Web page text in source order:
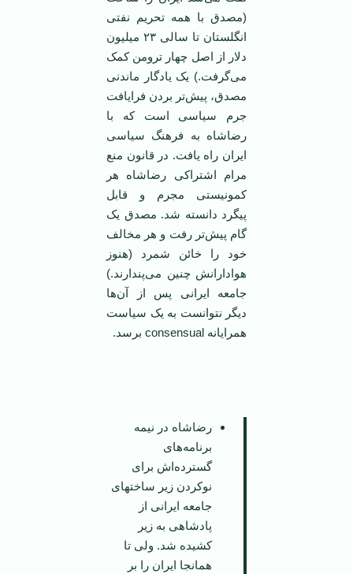
(مصدق با همه تحریم نفتی
انگلستان تا سالی ۲۳ میلیون
دلار از اصل چهار ترومن کمک
می‌گرفت.) یک یادگار ماندنی
مصدق، پیش‌تر بردن فرایافت
جرم سیاسی است که با
رضاشاه به فرهنگ سیاسی
ایران راه یافت. در قانون منع
مرام اشتراکی رضاشاه هر
کمونیستی مجرم و قابل
پیگرد دانسته شد. مصدق یک
گام پیش‌تر رفت و هر مخالف
خود را خائن شمرد (هنوز
هوادارانش چنین می‌پندارند.)
جامعه ایرانی پس از آن‌ها
دیگر نتوانست به یک سیاست
همرایانه consensual برسد.
‌‌رضاشاه در نیمه
برنامه‌های
گسترده‌اش برای
نوکردن زیر ساختهای
جامعه ایرانی از
پادشاهی به زیر
کشیده شد. ولی تا
همانجا ایران را بر